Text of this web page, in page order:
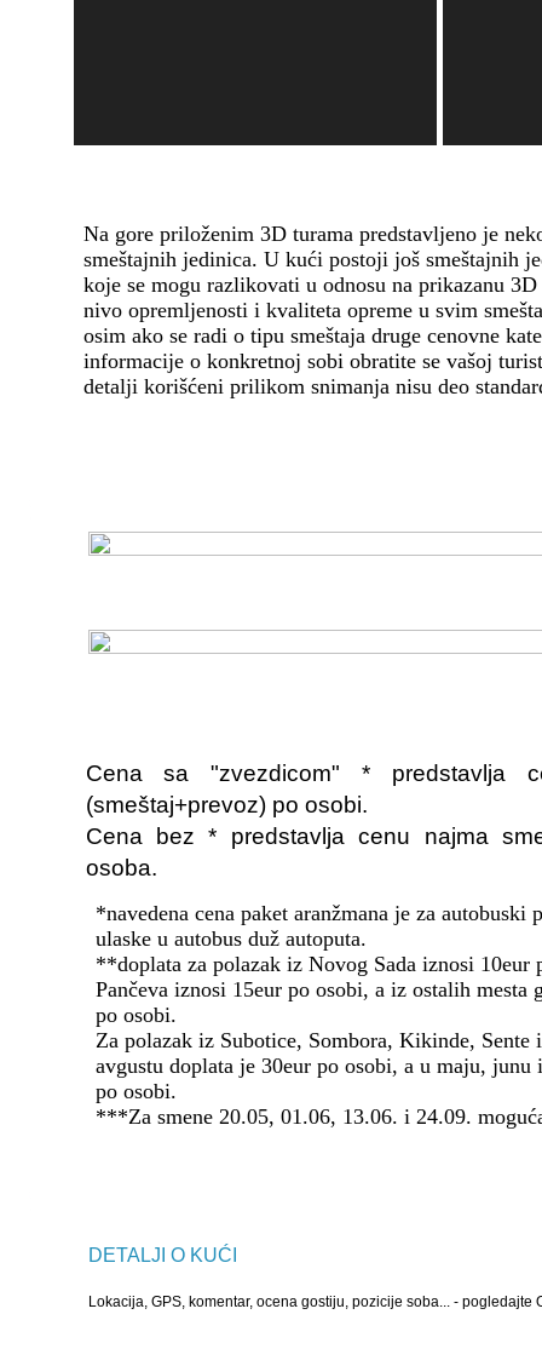
Cena sa "zvezdicom" * predstavlja
(smeštaj+prevoz) po osobi.
Cena bez * predstavlja cenu najma
osoba.
DETALJI O KUĆI
Lokacija, GPS, komentar, ocena gostiju, pozicije soba... - pogledajte